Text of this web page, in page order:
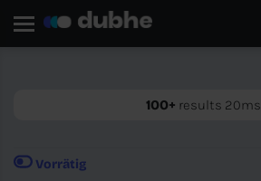
100+ results 20ms
Vorrätig